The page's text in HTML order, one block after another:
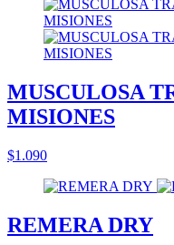
MUSCULOSA
MISIONES
$1.090
REMERA DRY